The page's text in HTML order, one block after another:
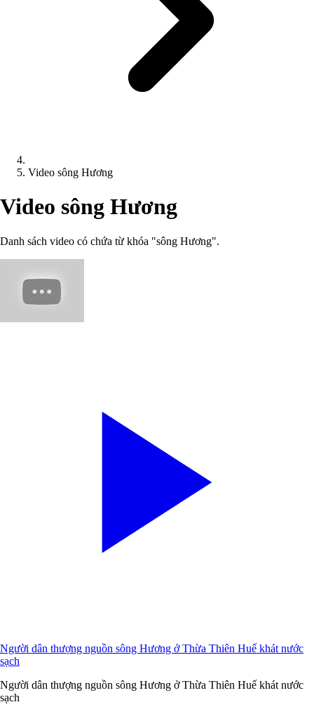
Video sông Hương
Video sông Hương
Danh sách video có chứa từ khóa "sông Hương".
Người dân thượng nguồn sông Hương ở Thừa Thiên Huế khát nước
sạch
Người dân thượng nguồn sông Hương ở Thừa Thiên Huế khát nước
sạch